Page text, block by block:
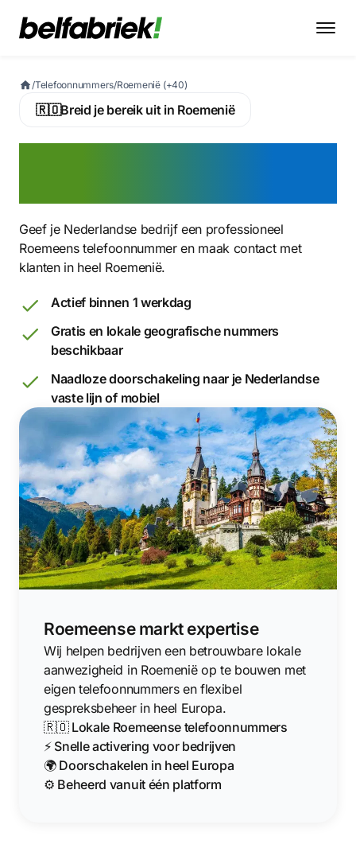
/Telefoonnummers/Roemenië (+40)
🇷🇴Breid je bereik uit in Roemenië
Geef je Nederlandse bedrijf een professioneel
Roemeens telefoonnummer en maak contact met
klanten in heel Roemenië.
Actief binnen 1 werkdag
Gratis en lokale geografische nummers
beschikbaar
Naadloze doorschakeling naar je Nederlandse
vaste lijn of mobiel
Roemeense markt expertise
Wij helpen bedrijven een betrouwbare lokale
aanwezigheid in Roemenië op te bouwen met
eigen telefoonnummers en flexibel
gespreksbeheer in heel Europa.
🇷🇴 Lokale Roemeense telefoonnummers
⚡ Snelle activering voor bedrijven
🌍 Doorschakelen in heel Europa
⚙️ Beheerd vanuit één platform